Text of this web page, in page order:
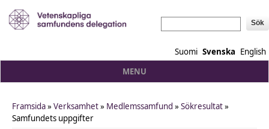
Suomi Svenska English
MENU
You are here
Framsida»Verksamhet» Medlemssamfund »Sökresultat»
Samfundets uppgifter